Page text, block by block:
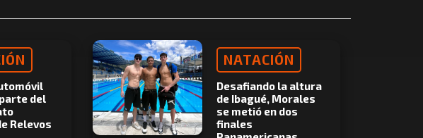
del
Relevos
NATACIÓN
Desafiando la altura
de Ibagué, Morales
se metió en dos
finales